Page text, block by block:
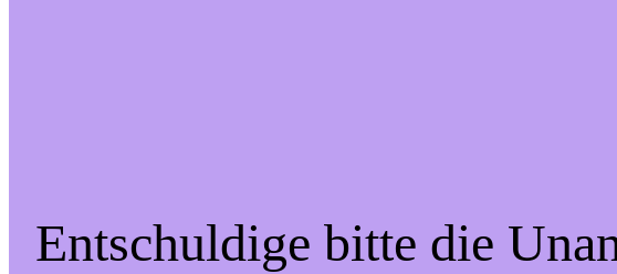
Entschuldige bitte die